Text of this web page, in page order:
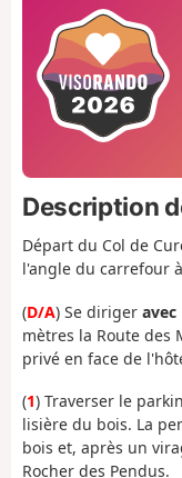
Description
Départ du Col de
l'angle du carrefour
(D/A) Se diriger avec
mètres la Route des
privé en face de
(1) Traverser le
lisière du bois. La
bois et, après un
Rocher des Pendus.